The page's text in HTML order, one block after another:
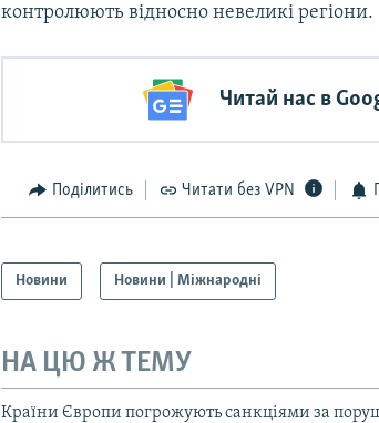
контролюють відносно невеликі регіони.
Читай нас в
Поділитись Читати без VPN
Новини Новини | Міжнародні
НА ЦЮ Ж ТЕМУ
Країни Європи погрожують санкціями за